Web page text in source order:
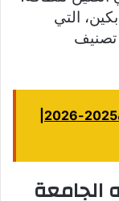
التي
تصنيف
الجامعة